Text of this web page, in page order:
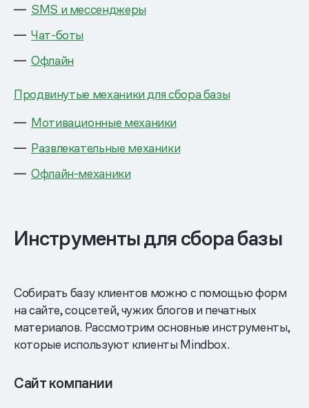
SMS и мессенджеры
Чат-боты
Офлайн
Продвинутые механики для сбора базы
Мотивационные механики
Развлекательные механики
Офлайн-механики
Инструменты для сбора базы
Собирать базу клиентов можно с помощью форм
на сайте, соцсетей, чужих блогов и печатных
материалов. Рассмотрим основные инструменты,
которые используют клиенты Mindbox.
Сайт компании